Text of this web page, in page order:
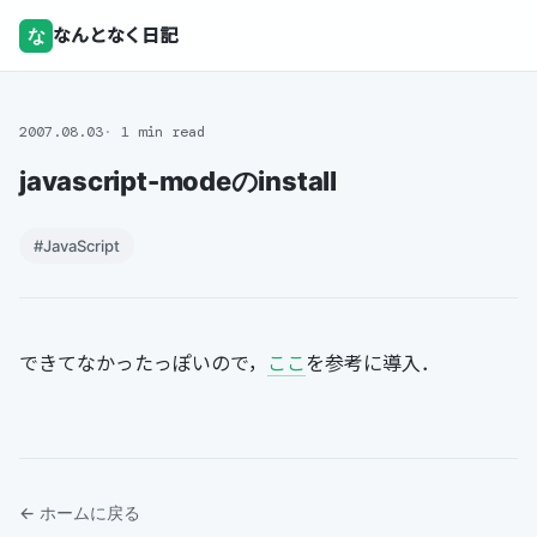
な なんとなく日記
2007.08.03 1 min read
javascript-modeのinstall
#JavaScript
できてなかったっぽいので， ここを参考に導入．
← ホームに戻る